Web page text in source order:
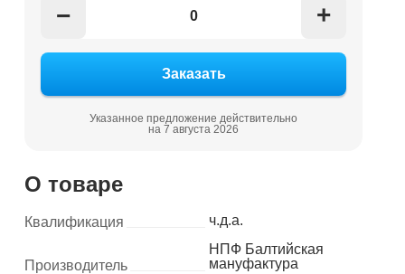
− +
Указанное предложение действительно
на 7 августа 2026
О товаре
Квалификация ч.д.а.
Производитель
НПФ Балтийская
мануфактура